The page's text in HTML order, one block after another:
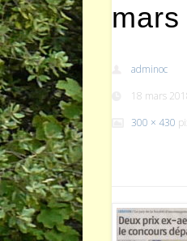
adminoc
18 mars
300 × 430